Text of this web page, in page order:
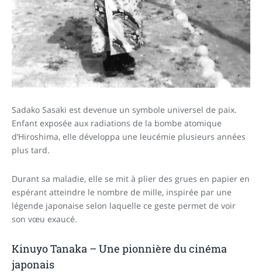
Sadako Sasaki est devenue un symbole universel de paix.
Enfant exposée aux radiations de la bombe atomique
d’Hiroshima, elle développa une leucémie plusieurs années
plus tard.
Durant sa maladie, elle se mit à plier des grues en papier en
espérant atteindre le nombre de mille, inspirée par une
légende japonaise selon laquelle ce geste permet de voir
son vœu exaucé.
Kinuyo Tanaka – Une pionnière du cinéma
japonais